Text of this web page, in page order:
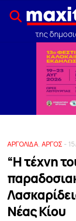
της
ΑΡΓΟΛΙΔΑ, ΑΡΓΟΣ -
“Η τέχνη
Νέας Κίου